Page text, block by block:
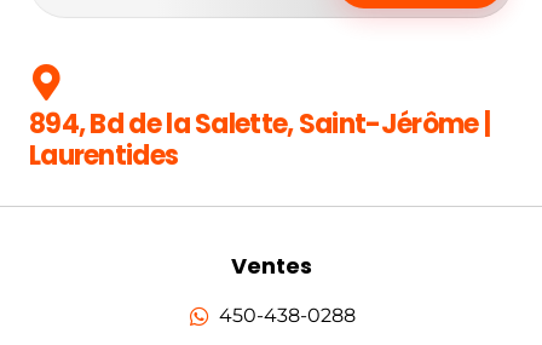
894, Bd de la Salette, Saint-Jérôme |
Laurentides
Ventes
450-438-0288